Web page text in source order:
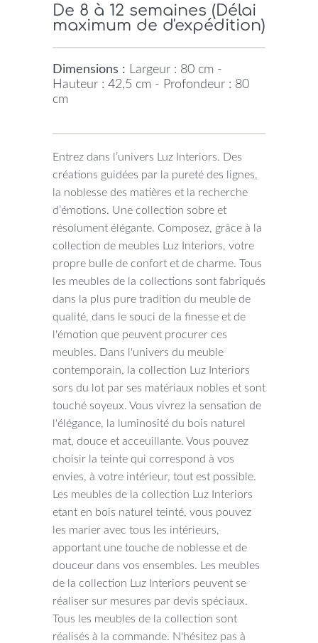
De 8 à 12 semaines (Délai
maximum de d'expédition)
Dimensions : Largeur : 80 cm -
Hauteur : 42,5 cm - Profondeur : 80
cm
Entrez dans l’univers Luz Interiors. Des
créations guidées par la pureté des lignes,
la noblesse des matières et la recherche
d’émotions. Une collection sobre et
résolument élégante. Composez, grâce à la
collection de meubles Luz Interiors, votre
propre bulle de confort et de charme. Tous
les meubles de la collections sont fabriqués
dans la plus pure tradition du meuble de
qualité, dans le souci de la finesse et de
l'émotion que peuvent procurer ces
meubles. Dans l'univers du meuble
contemporain, la collection Luz Interiors
sors du lot par ses matériaux nobles et sont
touché soyeux. Vous vivrez la sensation de
l'élégance, la luminosité du bois naturel
mat, douce et acceuillante. Vous pouvez
choisir la teinte qui correspond à vos
envies, à votre intérieur, tout est possible.
Les meubles de la collection Luz Interiors
etant en bois naturel teinté, vous pouvez
les marier avec tous les intérieurs,
apportant une touche de noblesse et de
douceur dans vos ensembles. Les meubles
de la collection Luz Interiors peuvent se
réaliser sur mesures par devis spéciaux.
Tous les meubles de la collection sont
réalisés à la commande. N'hésitez pas à